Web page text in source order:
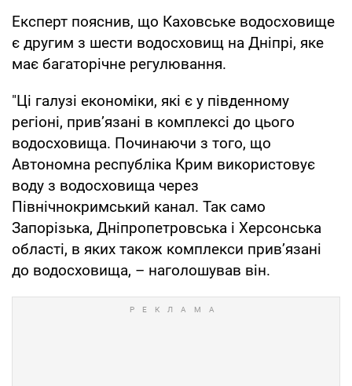
Експерт пояснив, що Каховське водосховище
є другим з шести водосховищ на Дніпрі, яке
має багаторічне регулювання.
"Ці галузі економіки, які є у південному
регіоні, прив’язані в комплексі до цього
водосховища. Починаючи з того, що
Автономна республіка Крим використовує
воду з водосховища через
Північнокримський канал. Так само
Запорізька, Дніпропетровська і Херсонська
області, в яких також комплекси прив’язані
до водосховища, – наголошував він.